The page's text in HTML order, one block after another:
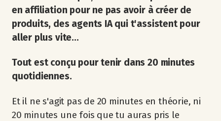
en affiliation pour ne pas avoir à créer de
produits, des agents IA qui t'assistent pour
aller plus vite...
Tout est conçu pour tenir dans 20 minutes
quotidiennes.
Et il ne s'agit pas de 20 minutes en théorie, ni
20 minutes une fois que tu auras pris le